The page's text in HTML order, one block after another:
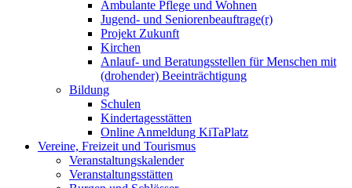
Ambulante Pflege und Wohnen
Jugend- und Seniorenbeauftrage(r)
Projekt Zukunft
Kirchen
Anlauf- und Beratungsstellen für Menschen mit
(drohender) Beeinträchtigung
Bildung
Schulen
Kindertagesstätten
Online Anmeldung KiTaPlatz
Vereine, Freizeit und Tourismus
Veranstaltungskalender
Veranstaltungsstätten